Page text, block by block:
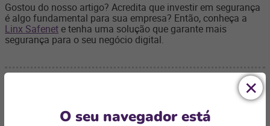
Gostou do nosso artigo? Acredita que investir em segurança
é algo fundamental para sua empresa? Então, conheça a
Linx Safenet e tenha uma solução que garante mais
segurança para o seu negócio digital.
O seu navegador está